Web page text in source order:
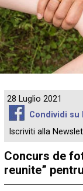
28 Luglio 2021
Condividi su
Iscriviti alla
Concurs de
reunite”